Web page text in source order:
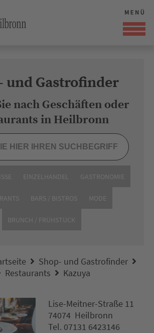
und Gastrofinder
nach Geschäften oder
in Heilbronn
EINZELHANDEL GASTRONOMIE
BARS / BISTROS MODE
BRUNCH / FRÜHSTÜCK
Shop- und Gastrofinder
Restaurants Kazuya
Lise-Meitner-Straße 11
74074 Heilbronn
Tel. 07131 6423146